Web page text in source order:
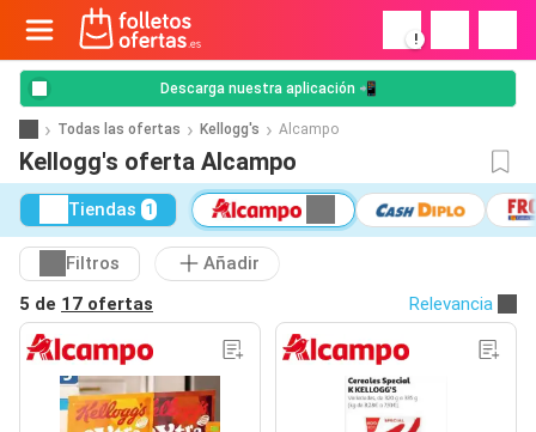
!
Descarga nuestra aplicación 📲
Todas las ofertas Kellogg's Alcampo
Kellogg's oferta Alcampo
Tiendas 1
Filtros
Añadir
5 de 17 ofertas Relevancia